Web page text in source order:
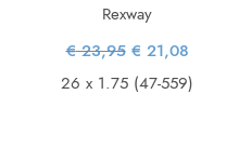
Rexway
€23,95 Oorspronkelijke
prijs was:
€ 23,95.
€ 21,08
€ 21,08.
26 x 1.75 (47-559)